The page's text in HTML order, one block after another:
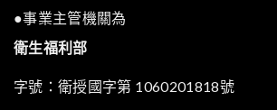
●事業主管機關為
衛生福利部
字號：衛授國字第 1060201818號